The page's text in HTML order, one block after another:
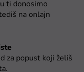
ti donosimo
na onlajn
za popust koji želiš